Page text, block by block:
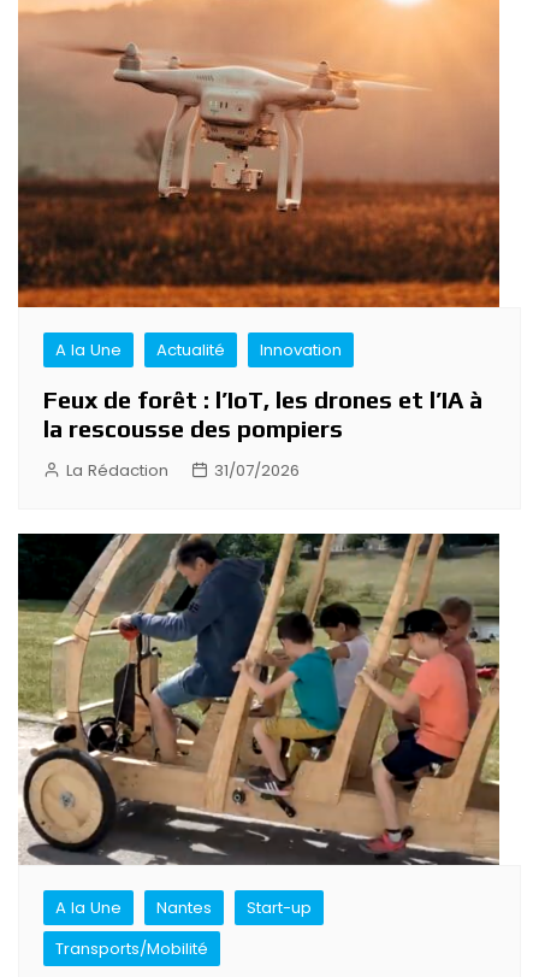
A la Une Actualité Innovation
Feux de forêt : l’IoT, les drones et l’IA à
la rescousse des pompiers
La Rédaction 31/07/2026
A la Une Nantes
Start-up
Transports/Mobilité